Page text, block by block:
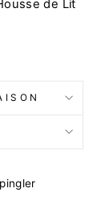
de Lit